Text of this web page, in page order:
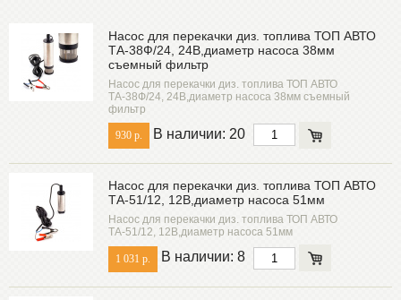
Насос для перекачки диз. топлива ТОП АВТО
ТА-38Ф/24, 24В,диаметр насоса 38мм
съемный фильтр
Насос для перекачки диз. топлива ТОП АВТО
ТА-38Ф/24, 24В,диаметр насоса 38мм съемный
фильтр
930 р. В наличии: 20
Насос для перекачки диз. топлива ТОП АВТО
ТА-51/12, 12В,диаметр насоса 51мм
Насос для перекачки диз. топлива ТОП АВТО
ТА-51/12, 12В,диаметр насоса 51мм
1 031 р. В наличии: 8